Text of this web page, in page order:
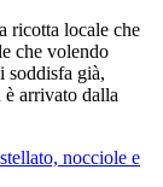
ricotta locale che
che volendo
soddisfa già,
arrivato dalla